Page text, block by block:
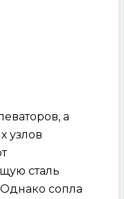
а
узлов
сталь
Однако сопла